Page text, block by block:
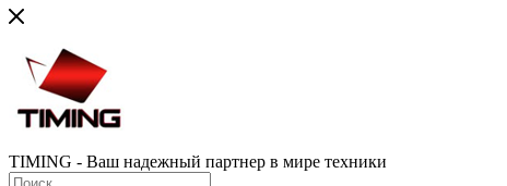
TIMING - Ваш надежный партнер в мире техники